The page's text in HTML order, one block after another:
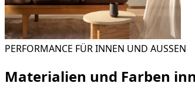
PERFORMANCE FÜR INNEN UND AUSSEN
Materialien und Farben